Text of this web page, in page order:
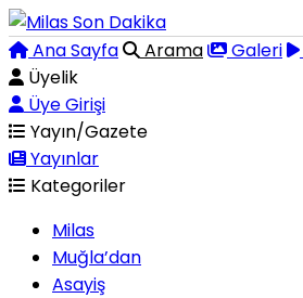
Ana Sayfa Arama Galeri
Üyelik
Üye Girişi
Yayın/Gazete
Yayınlar
Kategoriler
Milas
Muğla’dan
Asayiş